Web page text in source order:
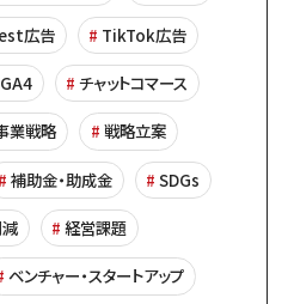
広告 TikTok広告
GA4 チャットコマース
業戦略 戦略立案
補助金・助成金 SDGs
経営課題
ベンチャー・スタートアップ